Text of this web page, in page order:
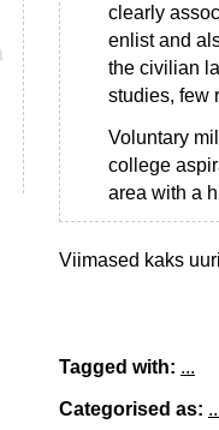
clearly
enlist and
the civilian
studies, few
Voluntary
college
area with a
Viimased kaks
Tagged with: ...
Categorised as: